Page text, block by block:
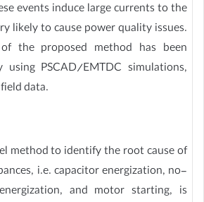
events induce large currents to the
likely to cause power quality issues.
the proposed method has been
PSCAD/EMTDC simulations,
data.
method to identify the root cause of
i.e. capacitor energization, no-
and motor starting, is